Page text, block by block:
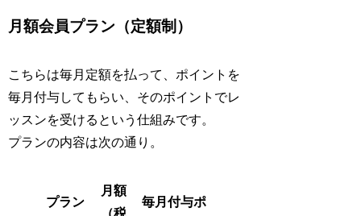
月額会員プラン（定額制）
こちらは毎月定額を払って、ポイントを
毎月付与してもらい、そのポイントでレ
ッスンを受けるという仕組みです。
プランの内容は次の通り。
プラン
月額
毎月付与ポ